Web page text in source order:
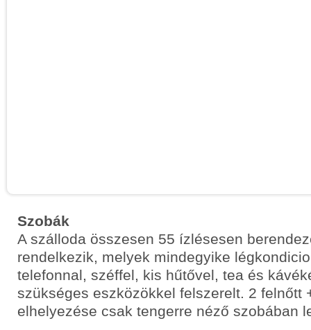
Szobák
A szálloda összesen 55 ízlésesen
rendelkezik, melyek mindegyike
telefonnal, széffel, kis hűtővel, tea és
szükséges eszközökkel felszerelt. 2 felnőtt
elhelyezése csak tengerre néző szobában